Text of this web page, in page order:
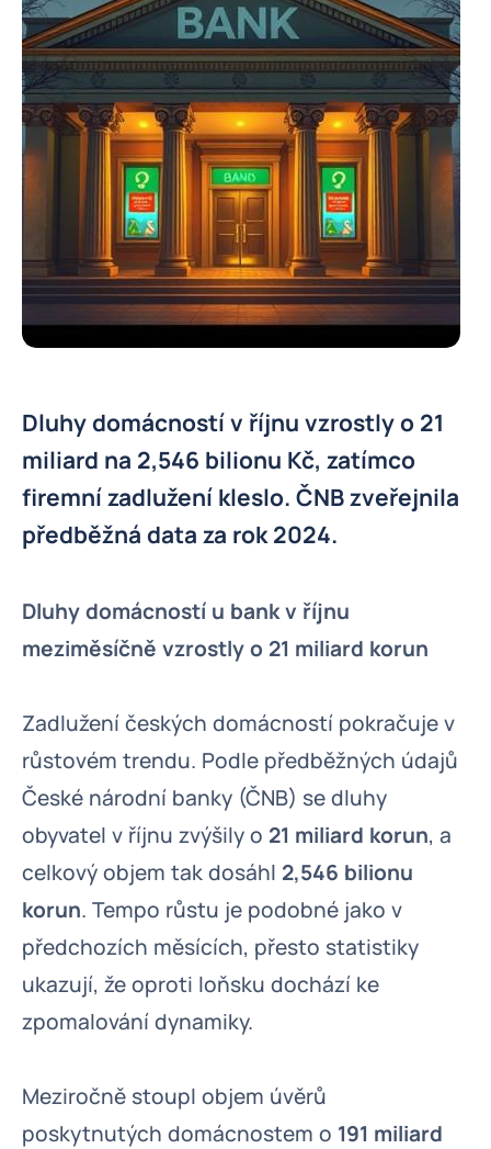
Dluhy domácností v říjnu vzrostly o 21
miliard na 2,546 bilionu Kč, zatímco
firemní zadlužení kleslo. ČNB zveřejnila
předběžná data za rok 2024.
Dluhy domácností u bank v říjnu
meziměsíčně vzrostly o 21 miliard korun
Zadlužení českých domácností pokračuje v
růstovém trendu. Podle předběžných údajů
České národní banky (ČNB) se dluhy
obyvatel v říjnu zvýšily o 21 miliard korun, a
celkový objem tak dosáhl 2,546 bilionu
korun. Tempo růstu je podobné jako v
předchozích měsících, přesto statistiky
ukazují, že oproti loňsku dochází ke
zpomalování dynamiky.
Meziročně stoupl objem úvěrů
poskytnutých domácnostem o 191 miliard